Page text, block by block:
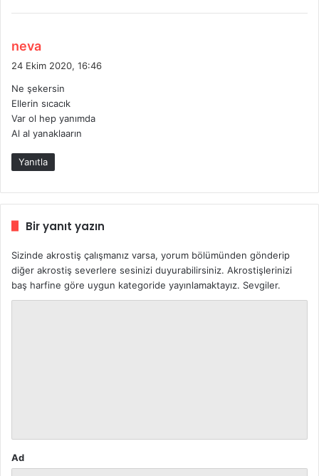
neva
i
k
i
24 Ekim 2020, 16:46
Ne şekersin
Ellerin sıcacık
Var ol hep yanımda
Al al yanaklaarın
Yanıtla
Bir yanıt yazın
Sizinde akrostiş çalışmanız varsa, yorum bölümünden gönderip
diğer akrostiş severlere sesinizi duyurabilirsiniz. Akrostişlerinizi
baş harfine göre uygun kategoride yayınlamaktayız. Sevgiler.
Ad